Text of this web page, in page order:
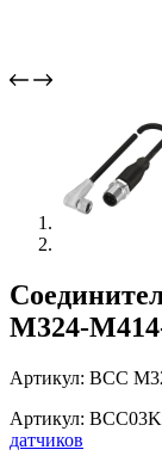
M324-
Артикул: BCC
Артикул:
датчиков